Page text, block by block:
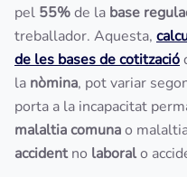
pel 55%de la base
treballador. Aquesta,
de les bases de cotització
la nòmina, pot variar
porta a la incapacitat
malaltia comunao
accidentno laboralo